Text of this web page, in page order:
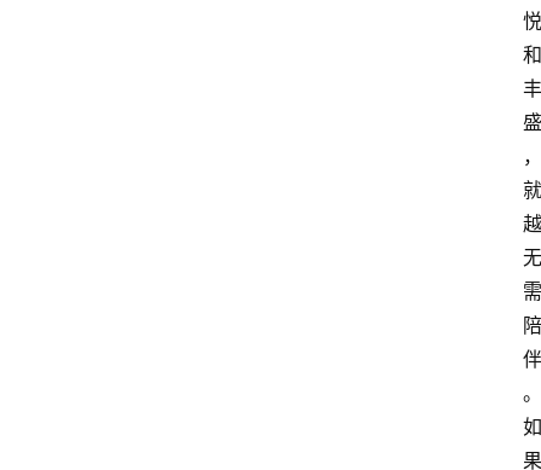
悦
和
丰
盛
，
就
越
无
需
陪
伴
。
如
果